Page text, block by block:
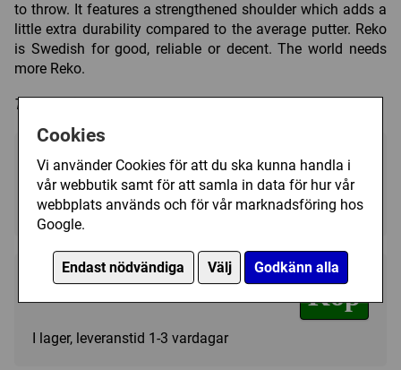
Cookies
Vi använder Cookies för att du ska kunna handla i
vår webbutik samt för att samla in data för hur vår
webbplats används och för vår marknadsföring hos
Google.
Endast nödvändiga Välj Godkänn alla
to throw. It features a strengthened shoulder which adds a
little extra durability compared to the average putter. Reko
is Swedish for good, reliable or decent. The world needs
more Reko.
Trycket på discen kan variera i färg och form.
Välj färg:
Pink - I lager ▼
209 kr Köp
I lager, leveranstid 1-3 vardagar